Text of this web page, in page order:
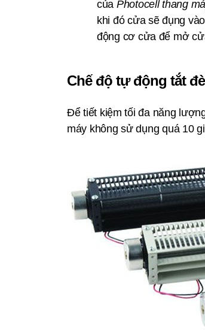
của Photocell thang
khi đó cửa sẽ đụng
động cơ cửa để mở
Chế độ tự động tắt
Để tiết kiệm tối đa năng
máy không sử dụng quá 10